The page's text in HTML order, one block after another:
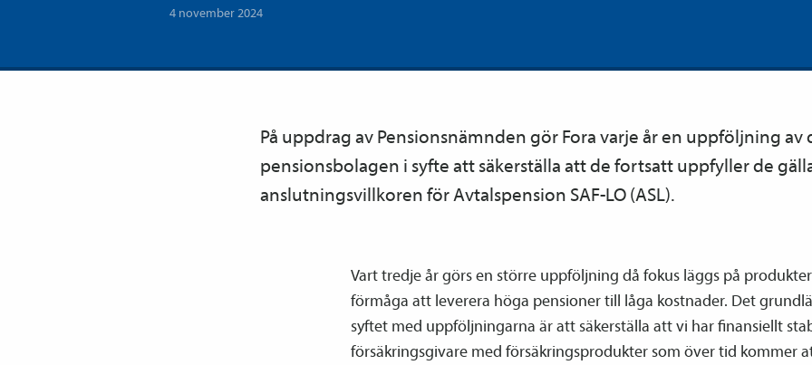
4 november 2024
På uppdrag av Pensions­nämnden gör Fora varje år en uppföljning av
pensions­bolagen i syfte att säkerställa att de fortsatt uppfyller de
anslutningsvillkoren för Avtals­pension SAF-LO (ASL).
Vart tredje år görs en större uppföljning då fokus läggs på
förmåga att leverera höga pensioner till låga kostnader. Det
syftet med uppföljningarna är att säkerställa att vi har finansiellt
försäkringsgivare med försäkringsprodukter som över tid kommer